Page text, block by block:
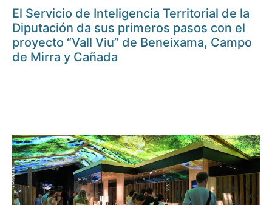
El Servicio de Inteligencia Territorial de la
Diputación da sus primeros pasos con el
proyecto “Vall Viu” de Beneixama, Campo
de Mirra y Cañada